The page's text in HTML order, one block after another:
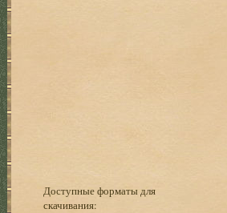
Доступные форматы для
скачивания: